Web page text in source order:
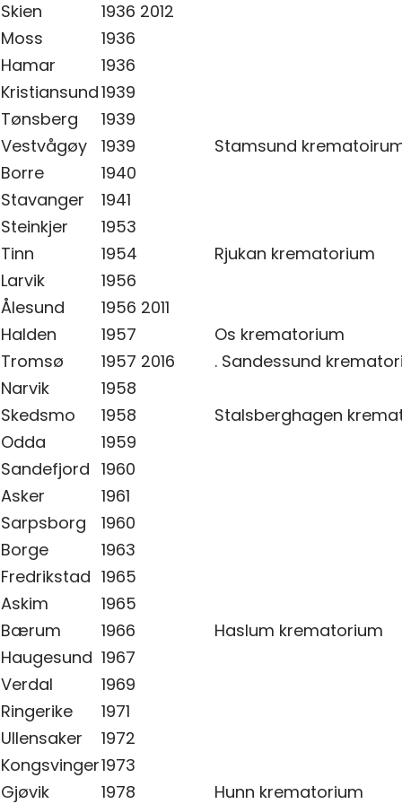
Skien
1936 2012
Moss
1936
Hamar
1936
Kristiansund1939
Tønsberg
1939
Vestvågøy
1939
Stamsund
Borre
1940
Stavanger
1941
Steinkjer
1953
Tinn
1954
Rjukan krematorium
Larvik
1956
Ålesund
1956 2011
Halden
1957
Os krematorium
Tromsø
1957 2016
. Sandessund
Narvik
1958
Skedsmo
1958
Stalsberghagen
Odda
1959
Sandefjord 1960
Asker
1961
Sarpsborg
1960
Borge
1963
Fredrikstad 1965
Askim
1965
Bærum
1966
Haslum krematorium
Haugesund 1967
Verdal
1969
Ringerike
1971
Ullensaker
1972
Kongsvinger1973
Gjøvik
1978 Hunn krematorium